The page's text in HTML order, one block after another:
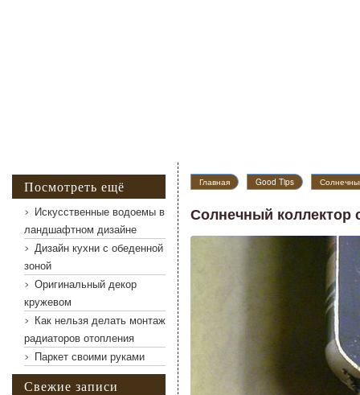
Главная Good Tips
Солнечный коллектор
Солнечный коллектор своими руками
Посмотреть ещё
Искусственные водоемы в
ландшафтном дизайне
Дизайн кухни с обеденной
зоной
Оригинальный декор
кружевом
Как нельзя делать монтаж
радиаторов отопления
Паркет своими руками
Свежие записи